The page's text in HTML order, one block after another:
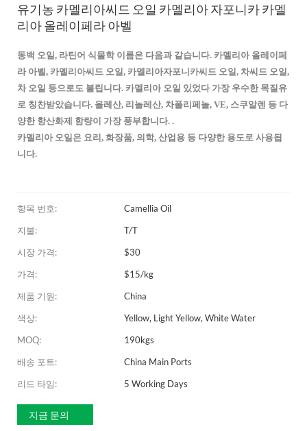
유기농 카멜리아씨드 오일 카멜리아 자포니카 카멜
리아 올레이페라 아벨
동백 오일, 라틴어 식물학 이름은 다음과 같습니다. 카멜리아 올레이페
라 아벨, 카멜리아씨드 오일, 카멜리아자포니카씨드 오일, 차씨드 오일,
차 오일 등으로도 불립니다. 카멜리아 오일 있었다 가장 우수한 목질유
로 칭찬받았습니다. 올레산, 리놀레산, 차폴리페놀, VE, 스쿠알렌 등 다
양한 항산화제 함량이 가장 풍부합니다. .
카멜리아 오일은 요리, 화장품, 의학, 산업용 등 다양한 용도로 사용됩
니다.
항목 번호:
Camellia Oil
지불:
T/T
시장 가격:
$30
가격:
$15/kg
제품 기원:
China
색상:
Yellow, Light Yellow, White Water
MOQ:
190kgs
배송 포트:
China Main Ports
리드 타임:
5 Working Days
지금 문의